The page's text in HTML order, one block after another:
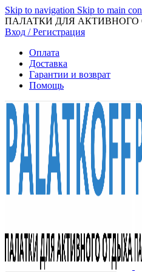
Skip to navigation Skip to main
ПАЛАТКИ ДЛЯ
Вход / Регистрация
Оплата
Доставка
Гарантии и возврат
Помощь